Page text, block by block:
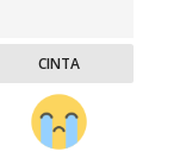
CINTA